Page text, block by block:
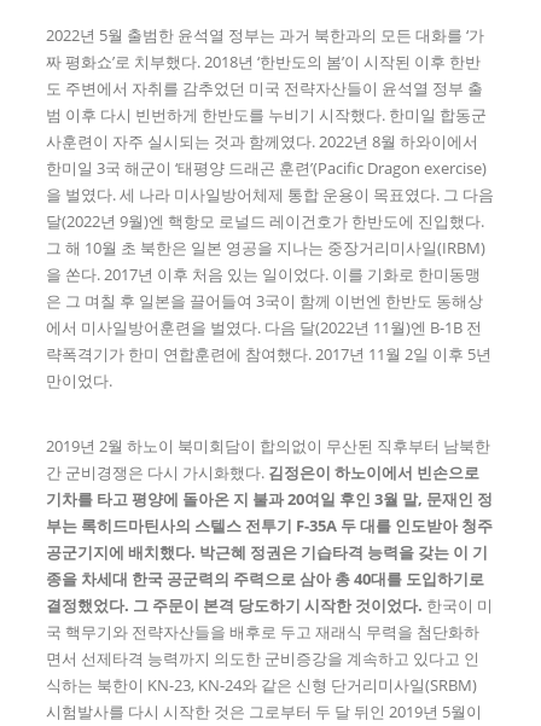
2022년 5월 출범한 윤석열 정부는 과거 북한과의 모든 대화를 ‘가
짜 평화쇼’로 치부했다. 2018년 ‘한반도의 봄’이 시작된 이후 한반
도 주변에서 자취를 감추었던 미국 전략자산들이 윤석열 정부 출
범 이후 다시 빈번하게 한반도를 누비기 시작했다. 한미일 합동군
사훈련이 자주 실시되는 것과 함께였다. 2022년 8월 하와이에서
한미일 3국 해군이 ‘태평양 드래곤 훈련’(Pacific Dragon exercise)
을 벌였다. 세 나라 미사일방어체제 통합 운용이 목표였다. 그 다음
달(2022년 9월)엔 핵항모 로널드 레이건호가 한반도에 진입했다.
그 해 10월 초 북한은 일본 영공을 지나는 중장거리미사일(IRBM)
을 쏜다. 2017년 이후 처음 있는 일이었다. 이를 기화로 한미동맹
은 그 며칠 후 일본을 끌어들여 3국이 함께 이번엔 한반도 동해상
에서 미사일방어훈련을 벌였다. 다음 달(2022년 11월)엔 B-1B 전
략폭격기가 한미 연합훈련에 참여했다. 2017년 11월 2일 이후 5년
만이었다.
2019년 2월 하노이 북미회담이 합의없이 무산된 직후부터 남북한
간 군비경쟁은 다시 가시화했다. 김정은이 하노이에서 빈손으로
기차를 타고 평양에 돌아온 지 불과20여일 후인3월 말, 문재인 정
부는 록히드마틴사의 스텔스 전투기 F-35A 두 대를 인도받아 청주
공군기지에 배치했다. 박근혜 정권은 기습타격 능력을 갖는 이 기
종을 차세대 한국 공군력의 주력으로 삼아 총40대를 도입하기로
결정했었다. 그 주문이 본격 당도하기 시작한 것이었다. 한국이 미
국 핵무기와 전략자산들을 배후로 두고 재래식 무력을 첨단화하
면서 선제타격 능력까지 의도한 군비증강을 계속하고 있다고 인
식하는 북한이 KN-23, KN-24와 같은 신형 단거리미사일(SRBM)
시험발사를 다시 시작한 것은 그로부터 두 달 뒤인 2019년 5월이